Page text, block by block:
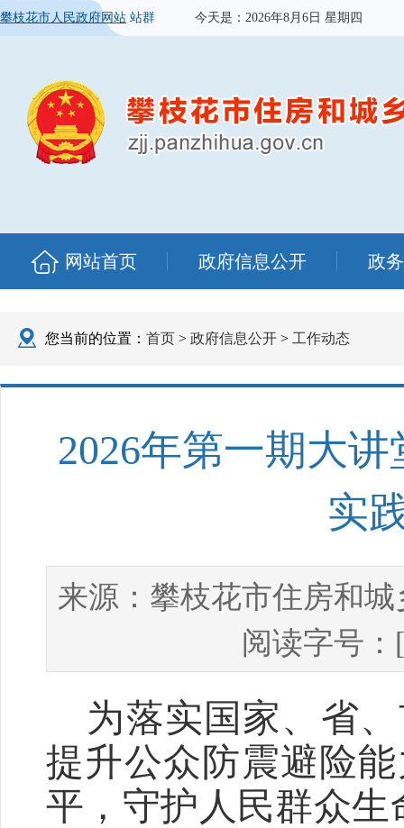
攀枝花市人民政府网站 站群 今天是： 2026年8月6日 星期四
网站首页 政府信息公开 政
您当前的位置： 首页 > 政府信息公开 > 工作动态
2026年第一期大
实
来源： 攀枝花市住房和
阅读字号
为落实国家、省
提升公众防震避险
平，守护人民群众生